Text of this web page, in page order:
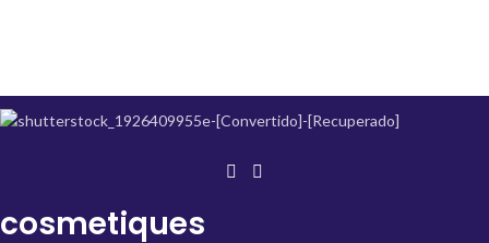
cosmetiques